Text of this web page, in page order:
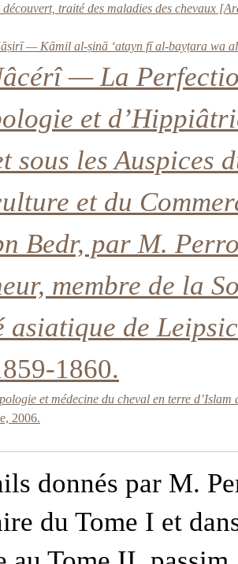
— Kāmil al-ṣinā ʻatayn fī al-bayṭara wa
— La
et
sous les Auspices
et du
Bedr, par M.
membre de la
asiatique de
1860.
et médecine du cheval en terre
2006.
donnés par M.
du Tome I et